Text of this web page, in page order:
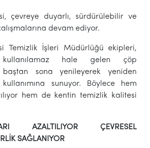
çevreye duyarlı, sürdürülebilir ve
devam ediyor.
Temizlik İşleri Müdürlüğü ekipleri,
hale gelen çöp
baştan sona yenileyerek yeniden
kullanımına sunuyor. Böylece hem
hem de kentin temizlik kalitesi
AZALTILIYOR ÇEVRESEL
SAĞLANIYOR